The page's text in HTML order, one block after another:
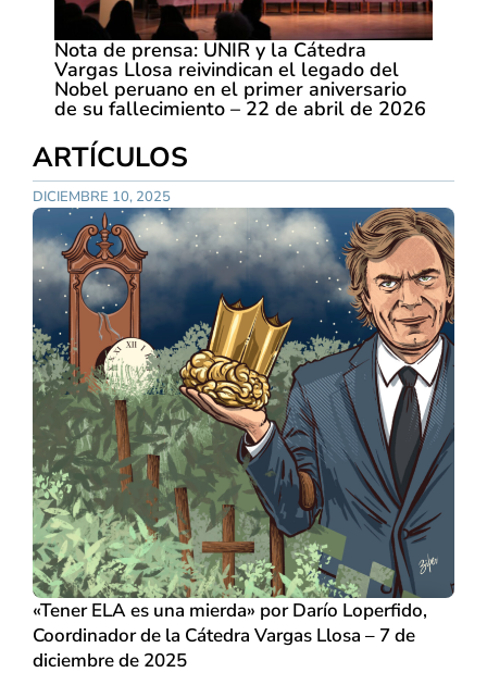
Nota de prensa: UNIR y la Cátedra
Vargas Llosa reivindican el legado del
Nobel peruano en el primer aniversario
de su fallecimiento – 22 de abril de 2026
ARTÍCULOS
DICIEMBRE 10, 2025
«Tener ELA es una mierda» por Darío Loperfido,
Coordinador de la Cátedra Vargas Llosa – 7 de
diciembre de 2025